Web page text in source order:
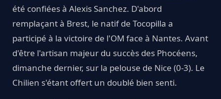
été confiées à Alexis Sanchez. D'abord
remplaçant à Brest, le natif de Tocopilla a
participé à la victoire de l'OM face à Nantes. Avant
d'être l'artisan majeur du succès des Phocéens,
dimanche dernier, sur la pelouse de Nice (0-3). Le
Chilien s'étant offert un doublé bien senti.